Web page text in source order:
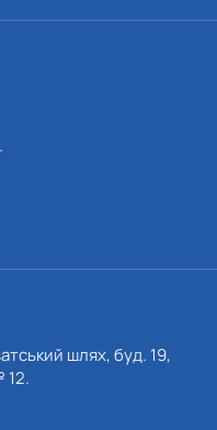
шлях, буд. 19,
12.